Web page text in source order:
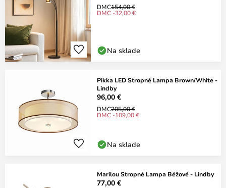
DMC154,00 €
DMC -32,00 €
Na sklade
Pikka LED Stropné Lampa Brown/White -
Lindby
96,00 €
DMC205,00 €
DMC -109,00 €
Na sklade
Marilou Stropné Lampa Béžové - Lindby
77,00 €